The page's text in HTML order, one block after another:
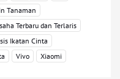
Tanaman
Terbaru dan Terlaris
Ikatan Cinta
Vivo Xiaomi